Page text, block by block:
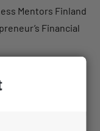
Mentors Finland
Financial
counselling